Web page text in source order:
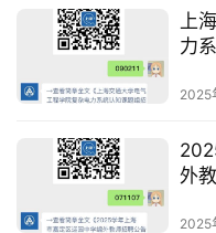
上
力
2025
外
2025